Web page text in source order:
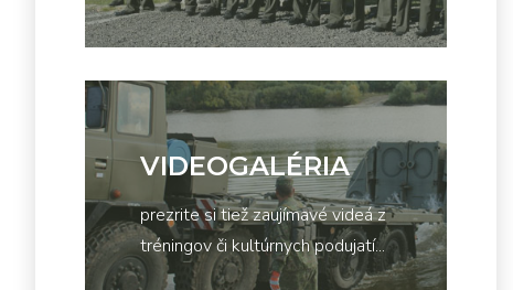
VIDEOGALÉRIA
prezrite si tiež zaujímavé videá z
tréningov či kultúrnych podujatí...